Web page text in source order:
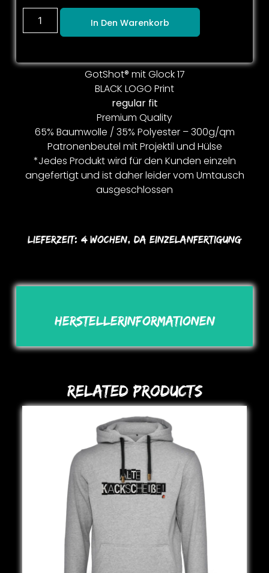
In Den Warenkorb
GotShot® mit Glock 17
BLACK LOGO Print
regular fit
Premium Quality
65% Baumwolle / 35% Polyester – 300g/qm
Patronenbeutel mit Projektil und Hülse
*Jedes Produkt wird für den Kunden einzeln
angefertigt und ist daher leider vom Umtausch
ausgeschlossen
Lieferzeit: 4 Wochen, Da Einzelanfertigung
Herstellerinformationen
Related Products